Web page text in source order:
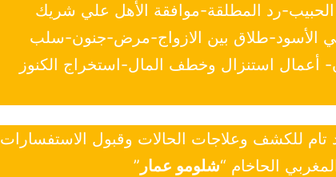
رد المطلقة-موافقة الأهل علي شريك
الأسود-طلاق بين الازواج-مرض-جنون-سلب
أعمال استنزال وخطف المال-استخراج الكنوز
تام للكشف وعلاجات الحالات وقبول الاستفسارات
الحاخام “شلومو عمار ”